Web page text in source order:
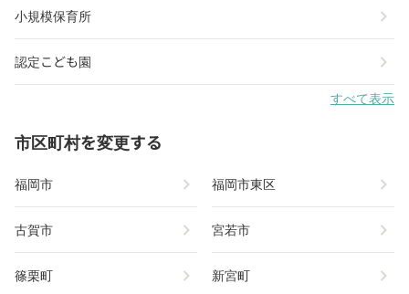
小規模保育所 chevron_right
認定こども園 chevron_right
すべて表示
市区町村を変更する
福岡市 chevron_right 福岡市東区 chevron_right
古賀市 chevron_right 宮若市 chevron_right
篠栗町 chevron_right 新宮町 chevron_right